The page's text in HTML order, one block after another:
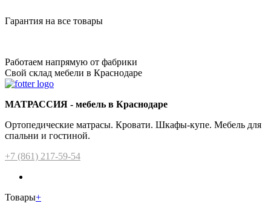
Гарантия на все товары
Работаем напрямую от фабрики
Свой склад мебели в Краснодаре
МАТРАССИЯ - мебель в Краснодаре
Ортопедические матрасы. Кровати. Шкафы-купе. Мебель для
спальни и гостиной.
+7 (861) 217-59-54
Товары+